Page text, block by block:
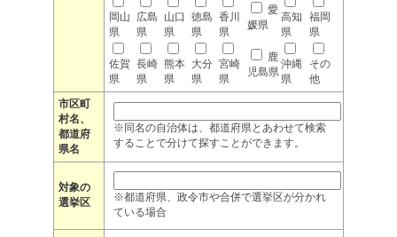
岡山
県
広島
県
山口
県
徳島
県
香川
県
愛
媛県
高知
県
福岡
県
佐賀
県
長崎
県
熊本
県
大分
県
宮崎
県
鹿
児島県
沖縄
県
その
他
市区町
村名、
都道府
県名
※同名の自治体は、都道府県とあわせて検索
することで分けて探すことができます。
対象の
選挙区
※都道府県、政令市や合併で選挙区が分かれ
ている場合